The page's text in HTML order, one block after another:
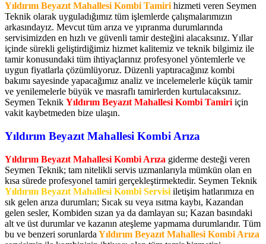
Yıldırım Beyazıt Mahallesi Kombi Tamiri hizmeti veren Seymen
Teknik olarak uyguladığımız tüm işlemlerde çalışmalarımızın
arkasındayız. Mevcut tüm arıza ve yıpranma durumlarında
servisimizden en hızlı ve güvenli tamir desteğini alacaksınız. Yıllar
içinde sürekli geliştirdiğimiz hizmet kalitemiz ve teknik bilgimiz ile
tamir konusundaki tüm ihtiyaçlarınız profesyonel yöntemlerle ve
uygun fiyatlarla çözümlüyoruz. Düzenli yaptıracağınız kombi
bakımı sayesinde yapacağımız analiz ve incelemelerle küçük tamir
ve yenilemelerle büyük ve masraflı tamirlerden kurtulacaksınız.
Seymen Teknik Yıldırım Beyazıt Mahallesi Kombi Tamiri için
vakit kaybetmeden bize ulaşın.
Yıldırım Beyazıt Mahallesi Kombi Arıza
Yıldırım Beyazıt Mahallesi Kombi Arıza giderme desteği veren
Seymen Teknik; tam nitelikli servis uzmanlarıyla mümkün olan en
kısa sürede profesyonel tamiri gerçekleştirmektedir. Seymen Teknik
Yıldırım Beyazıt Mahallesi Kombi Servisi iletişim hatlarımıza en
sık gelen arıza durumları; Sıcak su veya ısıtma kaybı, Kazandan
gelen sesler, Kombiden sızan ya da damlayan su; Kazan basındaki
alt ve üst durumlar ve kazanın ateşleme yapmama durumlarıdır. Tüm
bu ve benzeri sorunlarda Yıldırım Beyazıt Mahallesi Kombi Arıza